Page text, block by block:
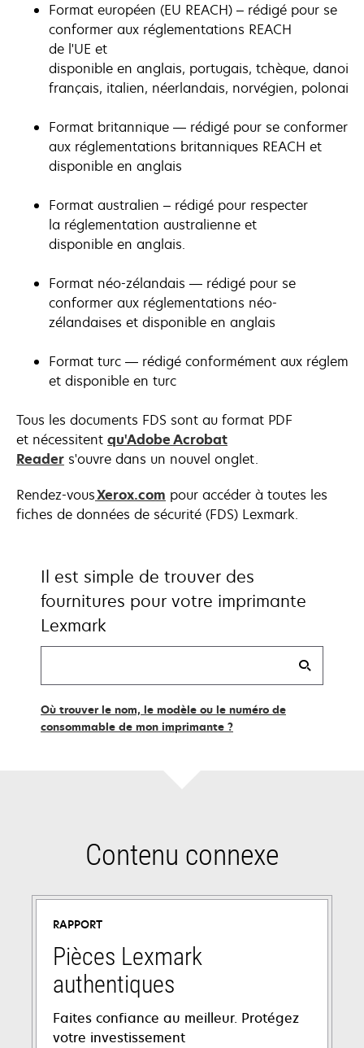
Format européen (EU REACH) – rédigé pour se
conformer aux réglementations REACH
de l'UE et
disponible en anglais, portugais, tchèque,
français, italien, néerlandais, norvégien, polonais,
Format britannique — rédigé pour se conformer
aux réglementations britanniques REACH et
disponible en anglais
Format australien – rédigé pour respecter
la réglementation australienne et
disponible en anglais.
Format néo-zélandais — rédigé pour se
conformer aux réglementations néo-
zélandaises et disponible en anglais
Format turc — rédigé conformément aux
et disponible en turc
Tous les documents FDS sont au format PDF
et nécessitent qu'Adobe Acrobat
Reader s'ouvre dans un nouvel onglet.
Rendez-vousXerox.com s’ouvre
dans
onglet
pour accéder à toutes les
fiches de données de sécurité (FDS) Lexmark.
Il est simple de trouver des
fournitures pour votre imprimante
Lexmark
Où trouver le nom, le modèle ou le numéro de
consommable de mon imprimante ?
Contenu connexe
RAPPORT
Pièces Lexmark
authentiques
Faites confiance au meilleur. Protégez
votre investissement